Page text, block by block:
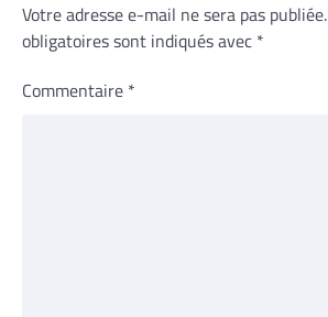
Votre adresse e-mail ne sera pas publiée.
obligatoires sont indiqués avec *
Commentaire *